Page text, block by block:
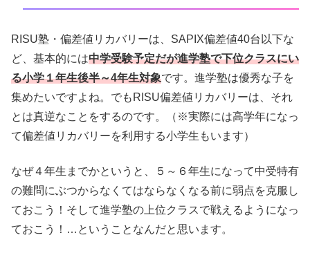
RISU塾・偏差値リカバリーは、SAPIX偏差値40台以下な
ど、基本的には中学受験予定だが進学塾で下位クラスにい
る小学１年生後半～4年生対象です。進学塾は優秀な子を
集めたいですよね。でもRISU偏差値リカバリーは、それ
とは真逆なことをするのです。（※実際には高学年になっ
て偏差値リカバリーを利用する小学生もいます）
なぜ４年生までかというと、５～６年生になって中受特有
の難問にぶつからなくてはならなくなる前に弱点を克服し
ておこう！そして進学塾の上位クラスで戦えるようになっ
ておこう！…ということなんだと思います。